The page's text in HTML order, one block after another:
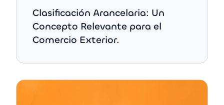
Clasificación Arancelaria: Un
Concepto Relevante para el
Comercio Exterior.